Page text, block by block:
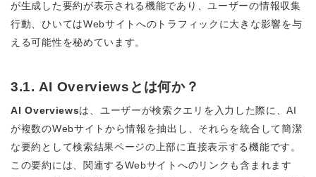
が生成した要約が表示される機能であり、ユーザーの情報収集
行動、ひいてはWebサイトへのトラフィックに大きな影響を与
える可能性を秘めています。
3.1. AI Overviewsとは何か？
AI Overviewsは、ユーザーが検索クエリを入力した際に、AI
が複数のWebサイトから情報を抽出し、それらを統合して簡潔
な要約として検索結果ページの上部に直接表示する機能です。
この要約には、関連するWebサイトへのリンクも含まれます